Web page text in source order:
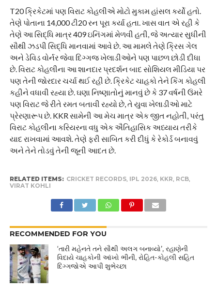
T20 ક્રિકેટમાં પણ વિરાટ કોહલીએ મોટો મુકામ હાંસલ કર્યો હતો.
તેણે પોતાના 14,000 ટી20 રન પૂરા કર્યા હતા. ખાસ વાત એ રહી કે
તેણે આ સિદ્ધિ માત્ર 409 ઇનિંગમાં મેળવી હતી, જે અત્યાર સુધીની
સૌથી ઝડપી સિદ્ધિ માનવામાં આવે છે. આ મામલે તેણે ક્રિસ ગેલ
અને ડેવિડ વોર્નર જેવા દિગ્ગજ ખેલાડીઓને પણ પાછળ છોડી દીધા
છે. વિરાટ કોહલીના આ શાનદાર પ્રદર્શન બાદ સોશિયલ મીડિયા પર
પણ તેની જોરદાર ચર્ચા થઈ રહી છે. ક્રિકેટ ચાહકો તેને કિંગ કોહલી
કહીને વધાવી રહ્યા છે. ઘણા નિષ્ણાતોનું માનવું છે કે 37 વર્ષની ઉંમરે
પણ વિરાટ જે રીતે રમત બતાવી રહ્યો છે, તે યુવા ખેલાડીઓ માટે
પ્રેરણારૂપ છે. KKR સામેની આ મેચ માત્ર એક જીત નહોતી, પરંતુ
વિરાટ કોહલીના કરિયરના વધુ એક ઐતિહાસિક અધ્યાય તરીકે
યાદ રાખવામાં આવશે. તેણે ફરી સાબિત કરી દીધું કે રેકોર્ડ બનાવવું
અને તેને તોડવું તેની જૂની આદત છે.
RELATED ITEMS: CRICKET RECORDS, IPL 2026, KKR RCB,
VIRAT KOHLI
RECOMMENDED FOR YOU
‘તારી મહેનતે તને સૌથી અલગ બનાવ્યો’, રહાણેની
વિદાયે ચાહકોની આંખો ભીની, રોહિત-કોહલી સહિત
દિગ્ગજોએ આપી શુભેચ્છા